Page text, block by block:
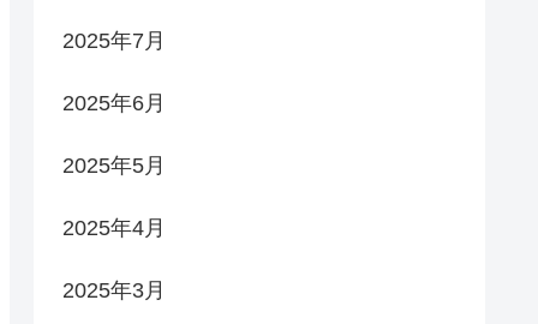
2025年7月
2025年6月
2025年5月
2025年4月
2025年3月